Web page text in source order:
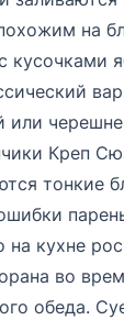
на
кусочками
или
Креп
тонкие
на кухне
во
обеда.